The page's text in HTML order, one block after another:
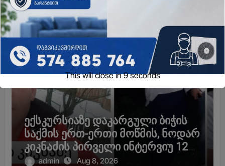
ახალი ამბები
ექსკურსიაზე დაკარგული ბიჭის
საქმის ერთ-ერთი მოწმის, ნოდარ
კიკნაძის პირველი ინტერვიუ 12
წლის შემდეგ – “არ შემიძლია
admin Aug 8, 2026
This will close in8seconds